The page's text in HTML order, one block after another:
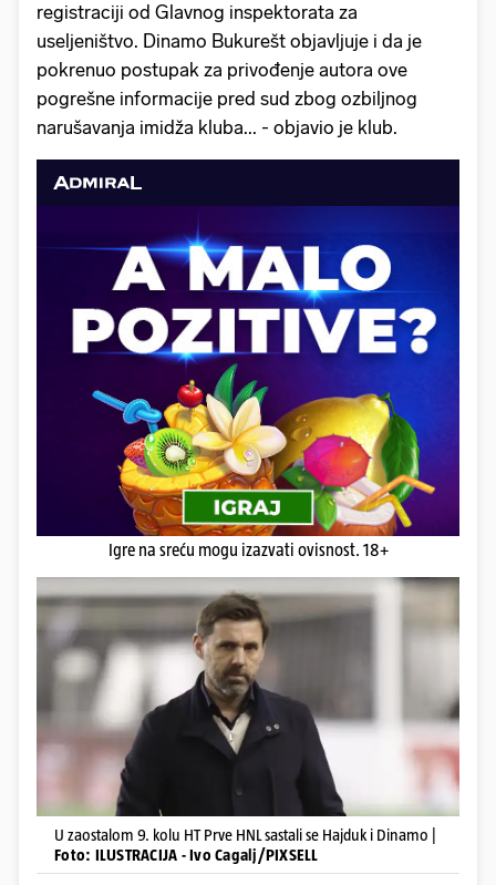
registraciji od Glavnog inspektorata za
useljeništvo. Dinamo Bukurešt objavljuje i da je
pokrenuo postupak za privođenje autora ove
pogrešne informacije pred sud zbog ozbiljnog
narušavanja imidža kluba... - objavio je klub.
Igre na sreću mogu izazvati ovisnost. 18+
U zaostalom 9. kolu HT Prve HNL sastali se Hajduk i Dinamo |
Foto: ILUSTRACIJA - Ivo Cagalj/PIXSELL